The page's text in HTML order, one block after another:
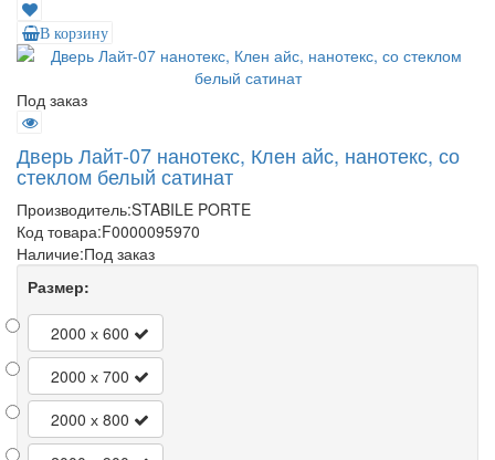
В корзину
Под заказ
Дверь Лайт-07 нанотекс, Клен айс, нанотекс, со
стеклом белый сатинат
Производитель:STABILE PORTE
Код товара:F0000095970
Наличие:Под заказ
Размер:
2000 х 600
2000 х 700
2000 х 800